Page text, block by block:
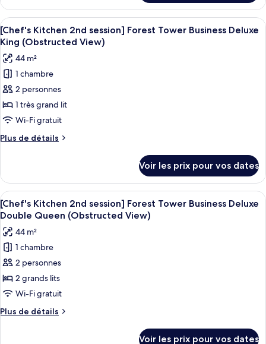
Tower
Lake
Deluxe
Double
Queen+BF
for2(9:00~10:30am)+WellnessClub
le
type
de
chambre
[Chef's
Kitchen
2nd
session]Forest
Tower
Lake
Double
Queen+BF
for2(9:00~10:30am)+WellnessClub
Afficher
toutes
les
photos
pour
ce
type
de
chambre :
[Chef's
2nd
session]
Forest
Tower
Business
Deluxe
King
(Obstructed
View)
Couette en duvet d'oie, minibar,
5
[Chef's Kitchen 2nd session] Forest Tower Business Deluxe
King (Obstructed View)
44 m²
1 chambre
2 personnes
1 très grand lit
Wi-Fi gratuit
Plus de détails
Plus
le
type
de
chambre
Kitchen
2nd
session]
Forest
Tower
Deluxe
King
(Obstructed
Voir les prix pour vos dates
Afficher
toutes
les
photos
pour
ce
type
de
chambre :
[Chef's
Une chambre d’hôtel avec deux
6
[Chef's Kitchen 2nd session] Forest Tower Business Deluxe
Double Queen (Obstructed View)
44 m²
1 chambre
2 personnes
2 grands lits
Wi-Fi gratuit
Plus de détails
Plus
Voir les prix pour vos dates